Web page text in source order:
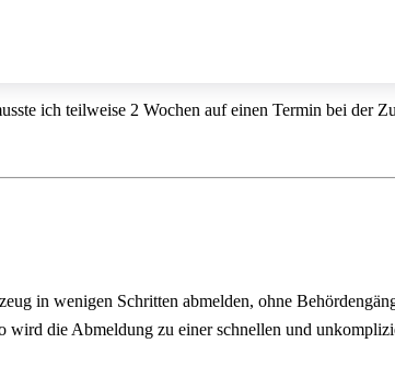
ich teilweise 2 Wochen auf einen Termin bei der
in wenigen Schritten abmelden, ohne
die Abmeldung zu einer schnellen und